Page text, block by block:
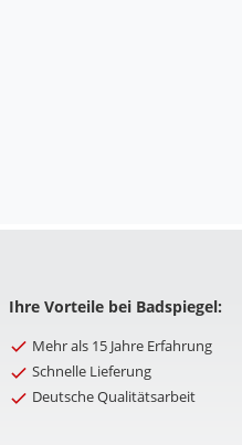
Ihre Vorteile bei Badspiegel:
Mehr als 15 Jahre Erfahrung
Schnelle Lieferung
Deutsche Qualitätsarbeit